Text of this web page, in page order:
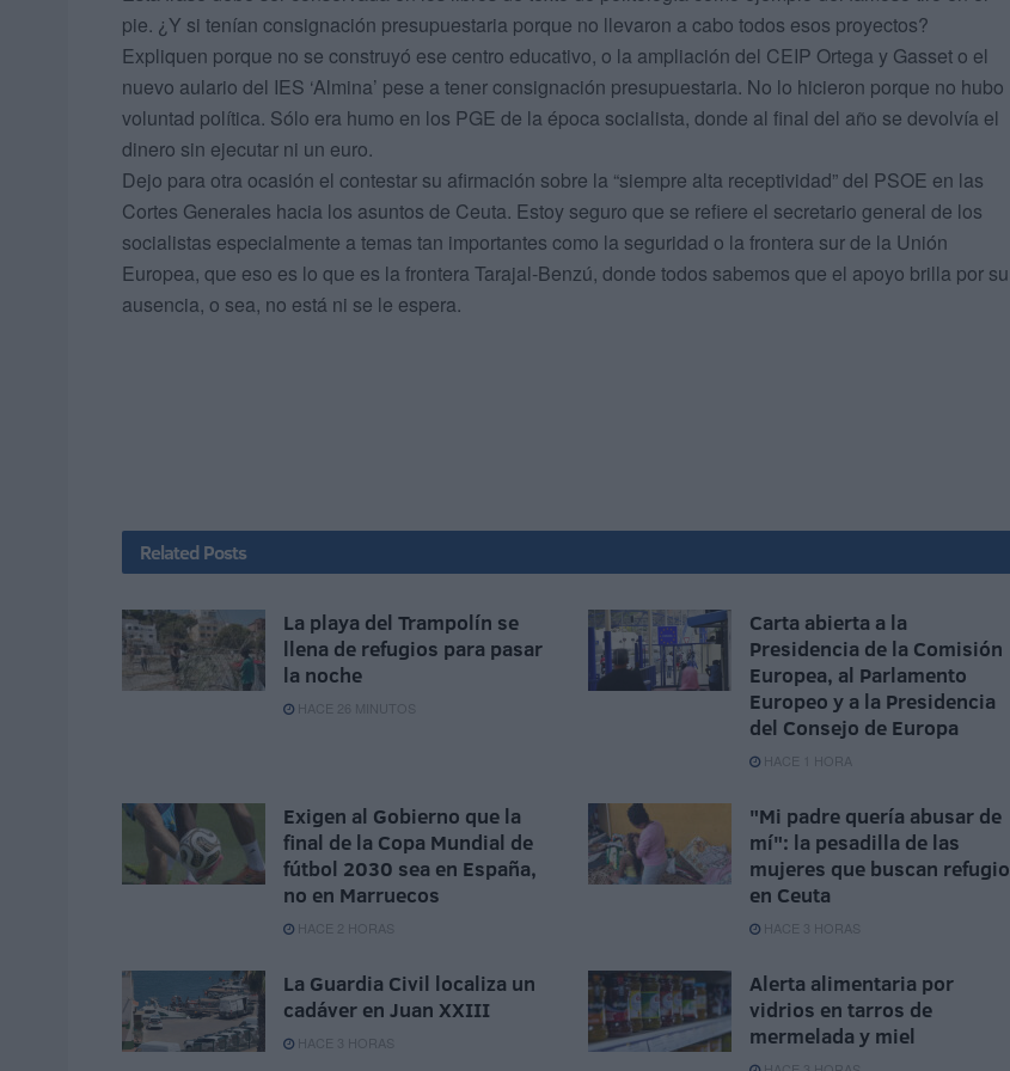
pie. ¿Y si tenían consignación presupuestaria porque no llevaron a cabo todos esos proyectos?
Expliquen porque no se construyó ese centro educativo, o la ampliación del CEIP Ortega y Gasset o el
nuevo aulario del IES ‘Almina’ pese a tener consignación presupuestaria. No lo hicieron porque no hubo
voluntad política. Sólo era humo en los PGE de la época socialista, donde al final del año se devolvía el
dinero sin ejecutar ni un euro.
Dejo para otra ocasión el contestar su afirmación sobre la “siempre alta receptividad” del PSOE en las
Cortes Generales hacia los asuntos de Ceuta. Estoy seguro que se refiere el secretario general de los
socialistas especialmente a temas tan importantes como la seguridad o la frontera sur de la Unión
Europea, que eso es lo que es la frontera Tarajal-Benzú, donde todos sabemos que el apoyo brilla por su
ausencia, o sea, no está ni se le espera.
Related Posts
La playa del Trampolín se
llena de refugios para pasar
la noche
HACE 26 MINUTOS
Carta abierta a la
Presidencia de la Comisión
Europea, al Parlamento
Europeo y a la Presidencia
del Consejo de Europa
HACE 1 HORA
Exigen al Gobierno que la
final de la Copa Mundial de
fútbol 2030 sea en España,
no en Marruecos
HACE 2 HORAS
"Mi padre quería abusar de
mí": la pesadilla de las
mujeres que buscan refugio
en Ceuta
HACE 3 HORAS
La Guardia Civil localiza un
cadáver en Juan XXIII
HACE 3 HORAS
Alerta alimentaria por
vidrios en tarros de
mermelada y miel